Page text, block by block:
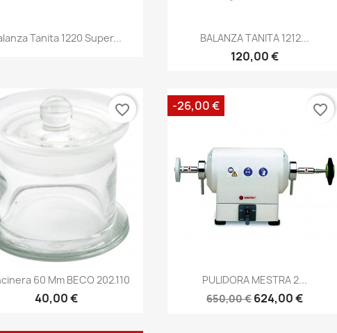
Tanita 1220 Super... BALANZA TANITA 1212...
120,00 €
60 Mm BECO 202.110
40,00 €
favorite_border
PULIDORA MESTRA 2...
650,00 € 624,00 €
-26,00 € favorite_border